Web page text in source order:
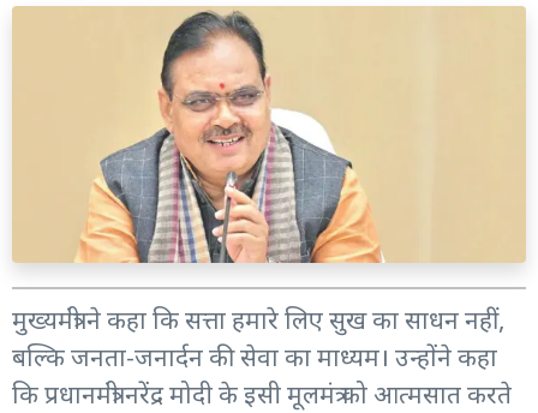
मुख्यमंत्री ने कहा कि सत्ता हमारे लिए सुख का साधन नहीं,
बल्कि जनता-जनार्दन की सेवा का माध्यम। उन्होंने कहा
कि प्रधानमंत्री नरेंद्र मोदी के इसी मूलमंत्र को आत्मसात करते